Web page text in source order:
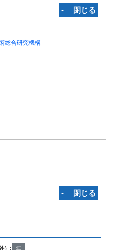
‐ 閉じる
総合研究機構
‐ 閉じる
）: 無